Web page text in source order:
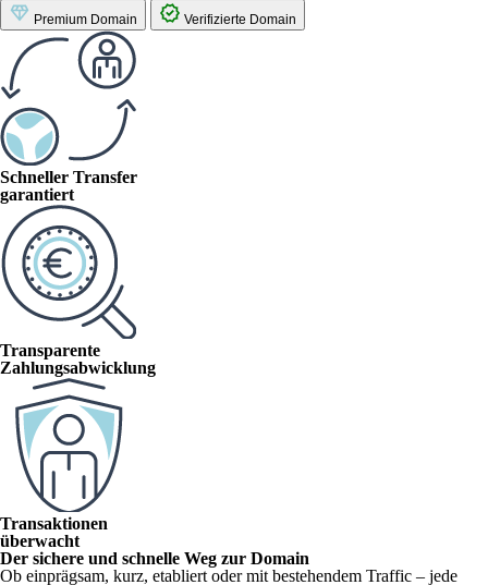
Premium Domain Verifizierte Domain
Schneller Transfer
garantiert
Transparente
Zahlungsabwicklung
Transaktionen
überwacht
Der sichere und schnelle Weg zur Domain
Ob einprägsam, kurz, etabliert oder mit bestehendem Traffic – jede